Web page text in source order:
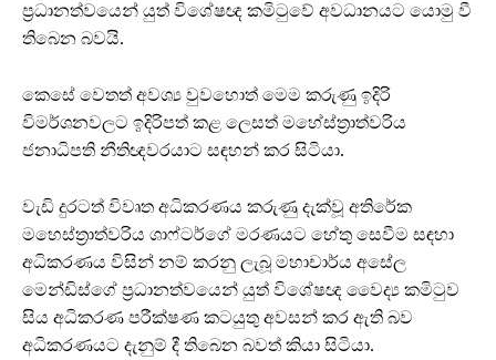
ප්‍රධානත්වයෙන් යුත් විශේෂඥ කමිටුවේ අවධානයට යොමු වී
තිබෙන බවයි.
කෙසේ වෙතත් අවශ්‍ය වුවහොත් මෙම කරුණු ඉදිරි
විමර්ශනවලට ඉදිරිපත් කළ ලෙසත් මහේස්ත්‍රාත්වරිය
ජනාධිපති නීතිඥවරයාට සඳහන් කර සිටියා.
වැඩි දුරටත් විවෘත අධිකරණය කරුණු දැක්වූ අතිරේක
මහෙස්ත්‍රාත්වරිය ශාෆ්ටර්ගේ මරණයට හේතු සෙවීම සඳහා
අධිකරණය විසින් නම් කරනු ලැබූ මහාචාර්ය අසේල
මෙන්ඩිස්ගේ ප්‍රධානත්වයෙන් යුත් විශේෂඥ වෛද්‍ය කමිටුව
සිය අධිකරණ පරීක්ෂණ කටයුතු අවසන් කර ඇති බව
අධිකරණයට දැනුම් දී තිබෙන බවත් කියා සිටියා.